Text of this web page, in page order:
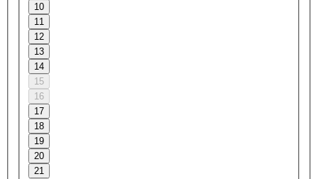
10
11
12
13
14
15
16
17
18
19
20
21